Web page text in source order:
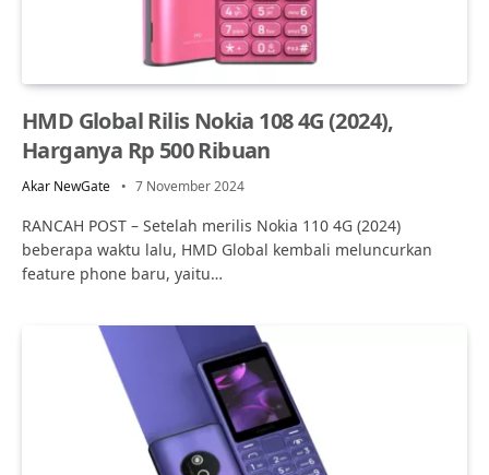
HMD Global Rilis Nokia 108 4G (2024),
Harganya Rp 500 Ribuan
Akar NewGate 7 November 2024
RANCAH POST – Setelah merilis Nokia 110 4G (2024)
beberapa waktu lalu, HMD Global kembali meluncurkan
feature phone baru, yaitu…